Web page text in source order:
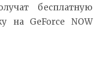
бесплатную
на GeForce NOW